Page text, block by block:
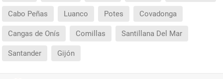
Cabo Peñas Luanco Potes Covadonga
Cangas de Onís Comillas Santillana Del Mar
Santander Gijón